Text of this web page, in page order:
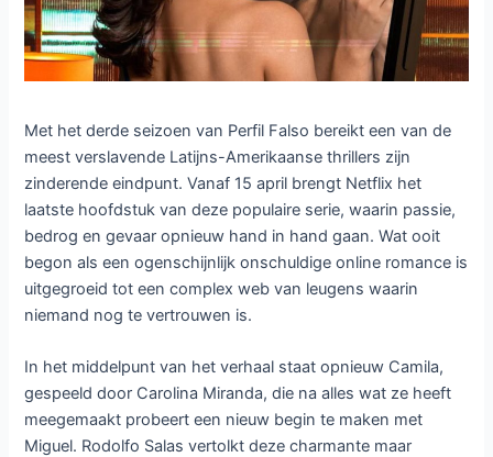
Met het derde seizoen van Perfil Falso bereikt een van de
meest verslavende Latijns-Amerikaanse thrillers zijn
zinderende eindpunt. Vanaf 15 april brengt Netflix het
laatste hoofdstuk van deze populaire serie, waarin passie,
bedrog en gevaar opnieuw hand in hand gaan. Wat ooit
begon als een ogenschijnlijk onschuldige online romance is
uitgegroeid tot een complex web van leugens waarin
niemand nog te vertrouwen is.
In het middelpunt van het verhaal staat opnieuw Camila,
gespeeld door Carolina Miranda, die na alles wat ze heeft
meegemaakt probeert een nieuw begin te maken met
Miguel. Rodolfo Salas vertolkt deze charmante maar